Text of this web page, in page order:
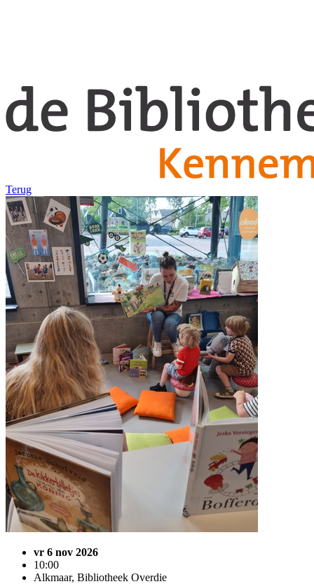
Terug
vr 6 nov 2026
10:00
Alkmaar, Bibliotheek Overdie